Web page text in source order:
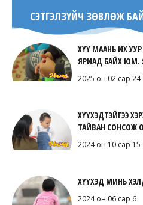
СЭТГЭЛЗҮЙЧ ЗӨВЛӨЖ
ХҮҮ МААНЬ ИХ
ЯРИАД БАЙХ ЮМ.
2025 он 02 сар 24
ХҮҮХЭДТЭЙГЭЭ
ТАЙВАН СОНСОЖ
2024 он 10 сар 15
ХҮҮХЭД МИНЬ
2024 он 06 сар 6